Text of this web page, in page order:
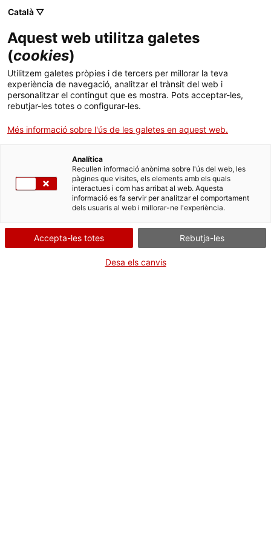
Menú
Cercador
Agència de Salut Pública de Catalunya (ASPCAT)
Inici
Sobre l'Agència
Àmbits d'actuació
Publicacions, formació i recerca
Contacte
Idioma: ca
Entitats adherides
Formulari per fer l’adhesió
Full actualitzat setmanalment
l’ABC de la calor
Entra i informa't . Obre en una nova
Català ▽
Aquest web utilitza galetes
(cookies)
Utilitzem galetes pròpies i de tercers per millorar la teva
experiència de navegació, analitzar el trànsit del web i
personalitzar el contingut que es mostra. Pots acceptar-les,
rebutjar-les totes o configurar-les.
Més informació sobre l'ús de les galetes en aquest web.
Analítica
Recullen informació anònima sobre l'ús del web, les
pàgines que visites, els elements amb els quals
interactues i com has arribat al web. Aquesta
informació es fa servir per analitzar el comportament
dels usuaris al web i millorar-ne l'experiència.
Accepta-les totes Rebutja-les
Desa els canvis